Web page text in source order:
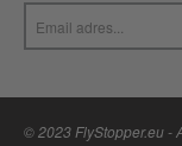
Email
adres...
© 2023 FlyStopper.eu -